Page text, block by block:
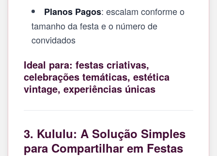
Planos Pagos: escalam conforme o
tamanho da festa e o número de
convidados
Ideal para: festas criativas,
celebrações temáticas, estética
vintage, experiências únicas
3. Kululu: A Solução Simples
para Compartilhar em Festas